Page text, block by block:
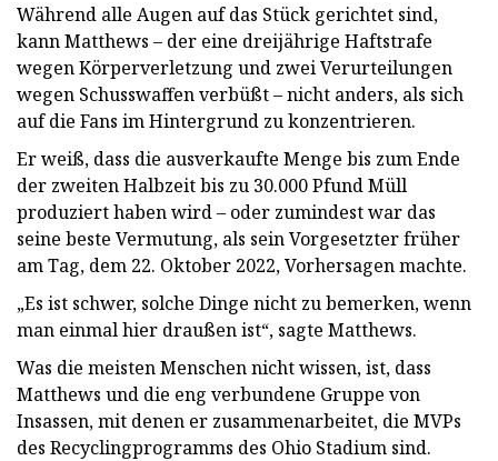
Während alle Augen auf das Stück gerichtet sind,
kann Matthews – der eine dreijährige Haftstrafe
wegen Körperverletzung und zwei Verurteilungen
wegen Schusswaffen verbüßt ​​– nicht anders, als sich
auf die Fans im Hintergrund zu konzentrieren.
Er weiß, dass die ausverkaufte Menge bis zum Ende
der zweiten Halbzeit bis zu 30.000 Pfund Müll
produziert haben wird – oder zumindest war das
seine beste Vermutung, als sein Vorgesetzter früher
am Tag, dem 22. Oktober 2022, Vorhersagen machte.
„Es ist schwer, solche Dinge nicht zu bemerken, wenn
man einmal hier draußen ist“, sagte Matthews.
Was die meisten Menschen nicht wissen, ist, dass
Matthews und die eng verbundene Gruppe von
Insassen, mit denen er zusammenarbeitet, die MVPs
des Recyclingprogramms des Ohio Stadium sind.